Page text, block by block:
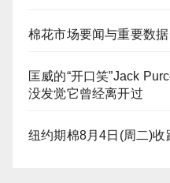
棉花市场要闻与重要数据
匡威的“开口笑”Jack
没发觉它曾经离开过
纽约期棉8月4日(周二)